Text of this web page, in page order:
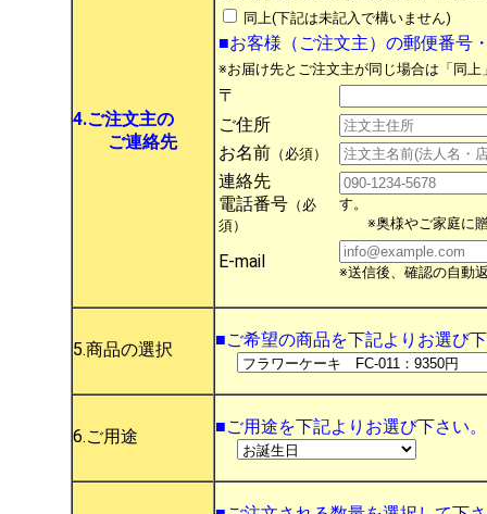
4.ご注文主の
ご連絡先
同上(下記は未記入で構いません)
■お客様（ご注文主）の郵便番号
※お届け先とご注文主が同じ場合は「同
〒
ご住所
お名前 （必須）
連絡先
電話番号 （必
須）
す。
※奥様やご家庭に贈
E-mail
※送信後、確認の自動
5.商品の選択 ■ご希望の商品を下記よりお選び
6.ご用途 ■ご用途を下記よりお選び下さい。